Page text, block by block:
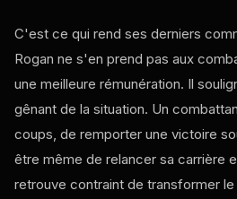
C'est ce qui rend ses derniers
Rogan ne s'en prend pas aux
une meilleure rémunération. Il
gênant de la situation. Un
coups, de remporter une victoire
être même de relancer sa carrière
retrouve contraint de transformer